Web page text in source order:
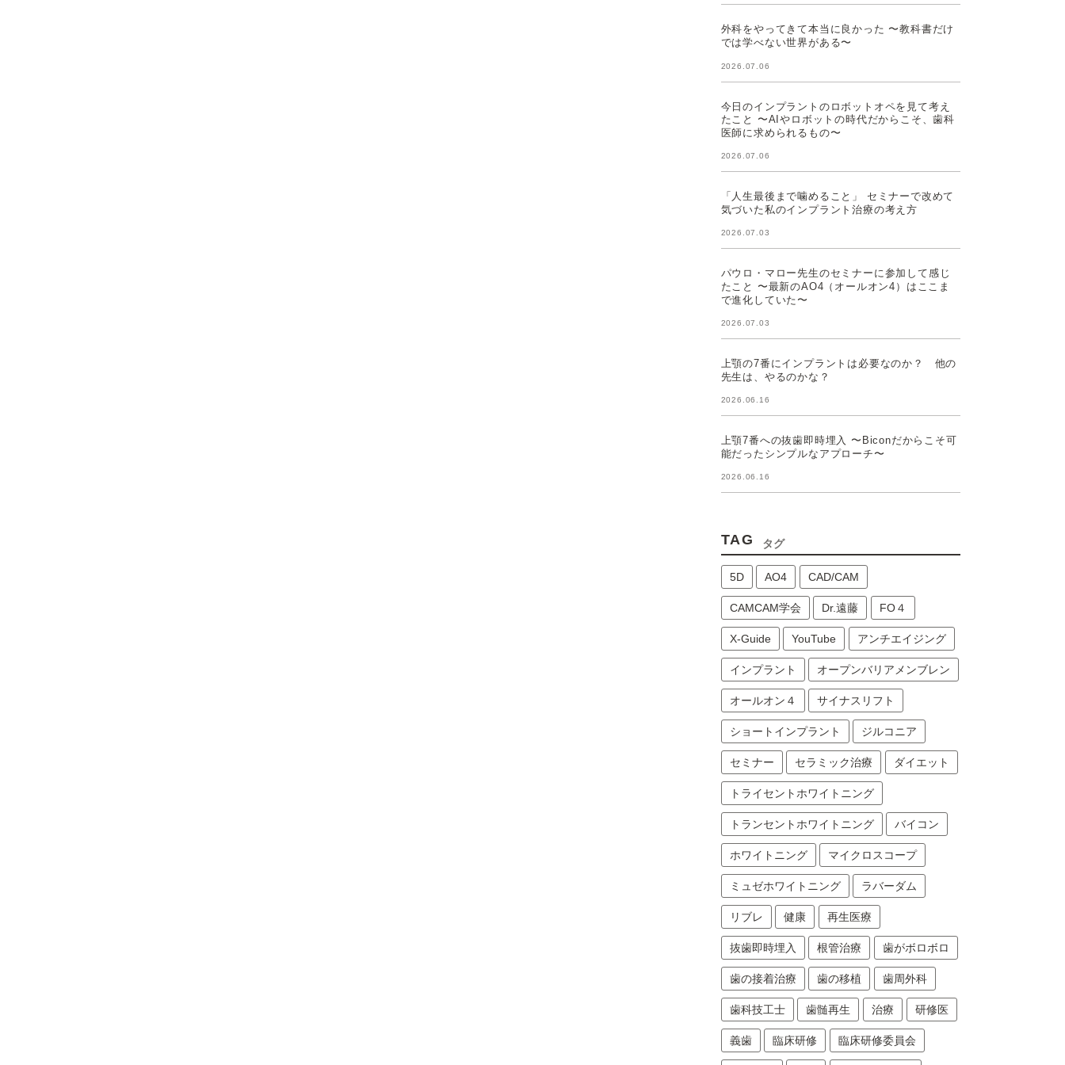
外科をやってきて本当に良かった 〜教科書だけ
では学べない世界がある〜
2026.07.06
今日のインプラントのロボットオペを見て考え
たこと 〜AIやロボットの時代だからこそ、歯科
医師に求められるもの〜
2026.07.06
「人生最後まで噛めること」 セミナーで改めて
気づいた私のインプラント治療の考え方
2026.07.03
パウロ・マロー先生のセミナーに参加して感じ
たこと 〜最新のAO4（オールオン4）はここま
で進化していた〜
2026.07.03
上顎の7番にインプラントは必要なのか？ 他の
先生は、やるのかな？
2026.06.16
上顎7番への抜歯即時埋入 〜Biconだからこそ可
能だったシンプルなアプローチ〜
2026.06.16
TAG タグ
5D AO4 CAD/CAM
CAMCAM学会 Dr.遠藤 FO４
X-Guide YouTube アンチエイジング
インプラント オープンバリアメンブレン
オールオン４ サイナスリフト
ショートインプラント ジルコニア
セミナー セラミック治療 ダイエット
トライセントホワイトニング
トランセントホワイトニング バイコン
ホワイトニング マイクロスコープ
ミュゼホワイトニング ラバーダム
リブレ 健康 再生医療
抜歯即時埋入 根管治療 歯がボロボロ
歯の接着治療 歯の移植 歯周外科
歯科技工士 歯髄再生 治療 研修医
義歯 臨床研修 臨床研修委員会